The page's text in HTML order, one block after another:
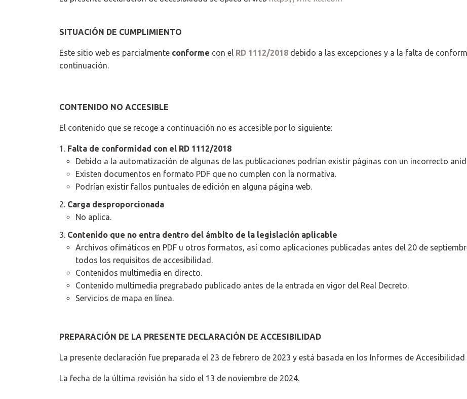
SITUACIÓN DE CUMPLIMIENTO
Este sitio web es parcialmente conforme con el RD 1112/2018 debido a las excepciones y a la falta de
continuación.
CONTENIDO NO ACCESIBLE
El contenido que se recoge a continuación no es accesible por lo siguiente:
Falta de conformidad con el RD 1112/2018
Debido a la automatización de algunas de las publicaciones podrían existir páginas con un incorrecto
Existen documentos en formato PDF que no cumplen con la normativa.
Podrían existir fallos puntuales de edición en alguna página web.
Carga desproporcionada
No aplica.
Contenido que no entra dentro del ámbito de la legislación aplicable
Archivos ofimáticos en PDF u otros formatos, así como aplicaciones publicadas antes del 20 de
todos los requisitos de accesibilidad.
Contenidos multimedia en directo.
Contenido multimedia pregrabado publicado antes de la entrada en vigor del Real Decreto.
Servicios de mapa en línea.
PREPARACIÓN DE LA PRESENTE DECLARACIÓN DE ACCESIBILIDAD
La presente declaración fue preparada el 23 de febrero de 2023 y está basada en los Informes de Accesibilidad
La fecha de la última revisión ha sido el 13 de noviembre de 2024.